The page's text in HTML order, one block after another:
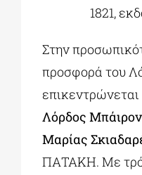
1821,
Στην
προσφορά του
επικεντρώνεται
Λόρδος Μπάιρον
Μαρίας
ΠΑΤΑΚΗ. Με